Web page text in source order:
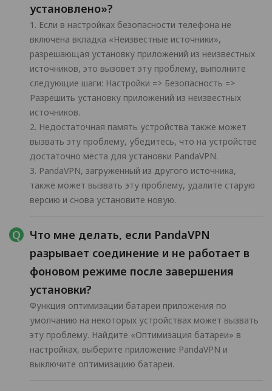
установлено»?
1. Если в настройках безопасности телефона не
включена вкладка «Неизвестные источники»,
разрешающая установку приложений из неизвестных
источников, это вызовет эту проблему, выполните
следующие шаги: Настройки => Безопасность =>
Разрешить установку приложений из неизвестных
источников.
2. Недостаточная память устройства также может
вызвать эту проблему, убедитесь, что на устройстве
достаточно места для установки PandaVPN.
3. PandaVPN, загруженный из другого источника,
также может вызвать эту проблему, удалите старую
версию и снова установите новую.
Что мне делать, если PandaVPN
разрывает соединение и не работает в
фоновом режиме после завершения
установки?
Функция оптимизации батареи приложения по
умолчанию на некоторых устройствах может вызвать
эту проблему. Найдите «Оптимизация батареи» в
настройках, выберите приложение PandaVPN и
выключите оптимизацию батареи.